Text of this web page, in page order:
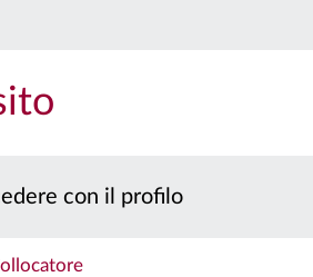
con il profilo
e il documento contenente le informazioni